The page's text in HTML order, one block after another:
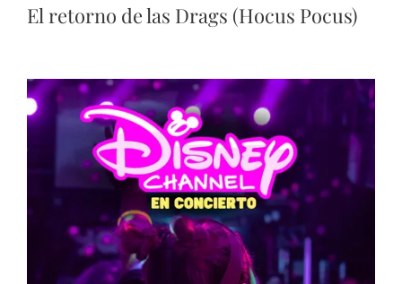
El retorno de las Drags (Hocus Pocus)​